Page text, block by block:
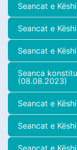
Seancat e
Seancat e
Seancat e
Seanca
(08.08.2023)
Seancat e
Seancat e
Seancat e